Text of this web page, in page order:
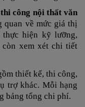
công nội thất văn
quan về mức giá thị
thực hiện kỹ lưỡng,
xem xét chi tiết
thiết kế, thi công,
trợ khác. Mỗi hạng
bảng tổng chi phí.